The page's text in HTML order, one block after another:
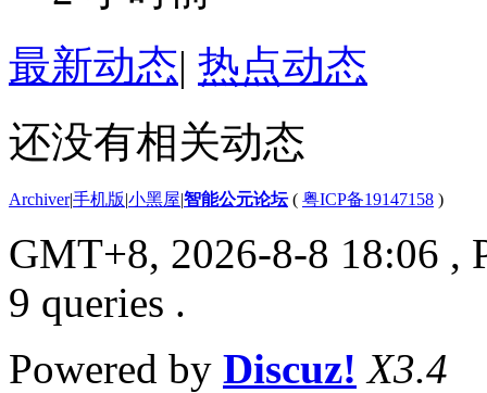
最新动态| 热点动态
还没有相关动态
Archiver|手机版|小黑屋|智能公元论坛( 粤ICP备19147158 )
GMT+8, 2026-8-8 18:06 ,
9 queries .
Powered by Discuz! X3.4